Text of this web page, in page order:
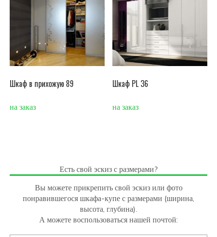
Шкаф в прихожую 89
на заказ
Шкаф PL 36
на заказ
Есть свой эскиз с размерами?
Вы можете прикрепить свой эскиз или фото
понравившегося шкафа-купе с размерами (ширина,
высота, глубина).
А можете воспользоваться нашей почтой: